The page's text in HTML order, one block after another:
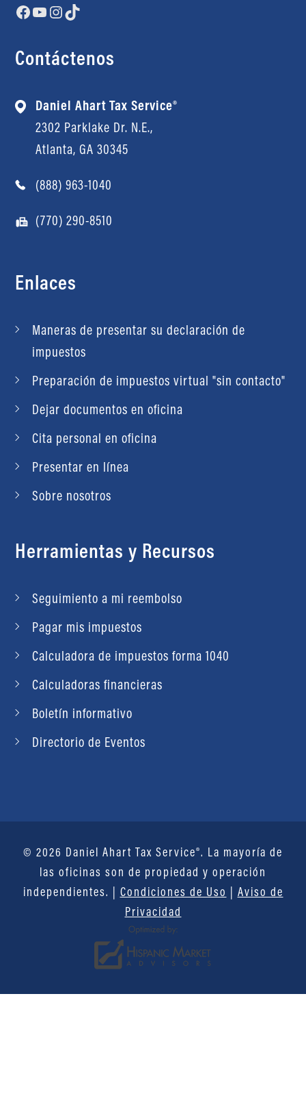
Facebook
YouTube
Instagram
TikTok
Contáctenos
Daniel Ahart Tax Service®
2302 Parklake Dr. N.E.,
Atlanta, GA 30345
(888) 963-1040
(770) 290-8510
Enlaces
Maneras de presentar su declaración de
impuestos
Preparación de impuestos virtual "sin contacto"
Dejar documentos en oficina
Cita personal en oficina
Presentar en línea
Sobre nosotros
Herramientas y Recursos
Seguimiento a mi reembolso
Pagar mis impuestos
Calculadora de impuestos forma 1040
Calculadoras financieras
Boletín informativo
Directorio de Eventos
© 2026 Daniel Ahart Tax Service®. La mayoría de
las oficinas son de propiedad y operación
independientes. | Condiciones de Uso | Aviso de
Privacidad